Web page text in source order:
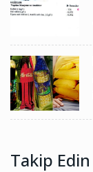
Takip Edin